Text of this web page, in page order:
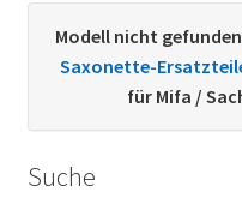
Datenschutzerklärung
Kontakt
Modell nicht
Saxonette-
für Mifa /
Suche